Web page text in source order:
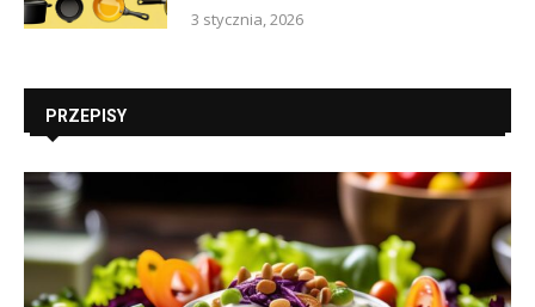
3 stycznia, 2026
PRZEPISY